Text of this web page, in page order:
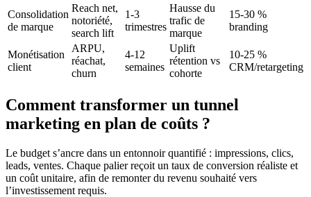
Consolidation
de marque
Reach net,
notoriété,
search lift
1-3
trimestres
Hausse du
trafic de
marque
15-30 %
branding
Monétisation
client
ARPU,
réachat,
churn
4-12
semaines
Uplift
rétention vs
cohorte
10-25 %
CRM/retargeting
Comment transformer un tunnel
marketing en plan de coûts ?
Le budget s’ancre dans un entonnoir quantifié : impressions, clics,
leads, ventes. Chaque palier reçoit un taux de conversion réaliste et
un coût unitaire, afin de remonter du revenu souhaité vers
l’investissement requis.